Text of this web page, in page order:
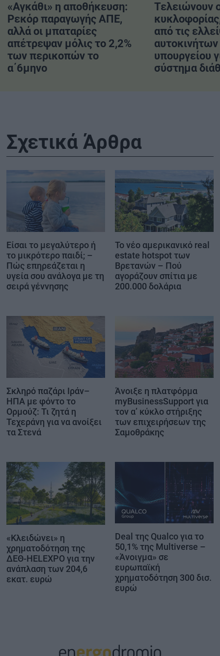
«Αγκάθι» η αποθήκευση:
Ρεκόρ παραγωγής ΑΠΕ,
αλλά οι μπαταρίες
απέτρεψαν μόλις το 2,2%
των περικοπών το
α΄6μηνο
Τελειώνουν
από τις
υπουργείου
σύστημα
Σχετικά Άρθρα
Είσαι το μεγαλύτερο ή
το μικρότερο παιδί; –
Πώς επηρεάζεται η
υγεία σου ανάλογα με τη
σειρά γέννησης
Το νέο αμερικανικό real
estate hotspot των
Βρετανών – Πού
αγοράζουν σπίτια με
200.000 δολάρια
Σκληρό παζάρι Ιράν–
ΗΠΑ με φόντο το
Ορμούζ: Τι ζητά η
Τεχεράνη για να ανοίξει
τα Στενά
Άνοιξε η πλατφόρμα
myBusinessSupport για
τον α’ κύκλο στήριξης
των επιχειρήσεων της
Σαμοθράκης
«Κλειδώνει» η
χρηματοδότηση της
ΔΕΘ-HELEXPO για την
ανάπλαση των 204,6
εκατ. ευρώ
Deal της Qualco για το
50,1% της Multiverse –
«Άνοιγμα» σε
ευρωπαϊκή
χρηματοδότηση 300 δισ.
ευρώ